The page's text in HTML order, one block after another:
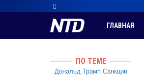
ГЛАВНАЯ
ПО ТЕМЕ
Дональд Трамп Санкции